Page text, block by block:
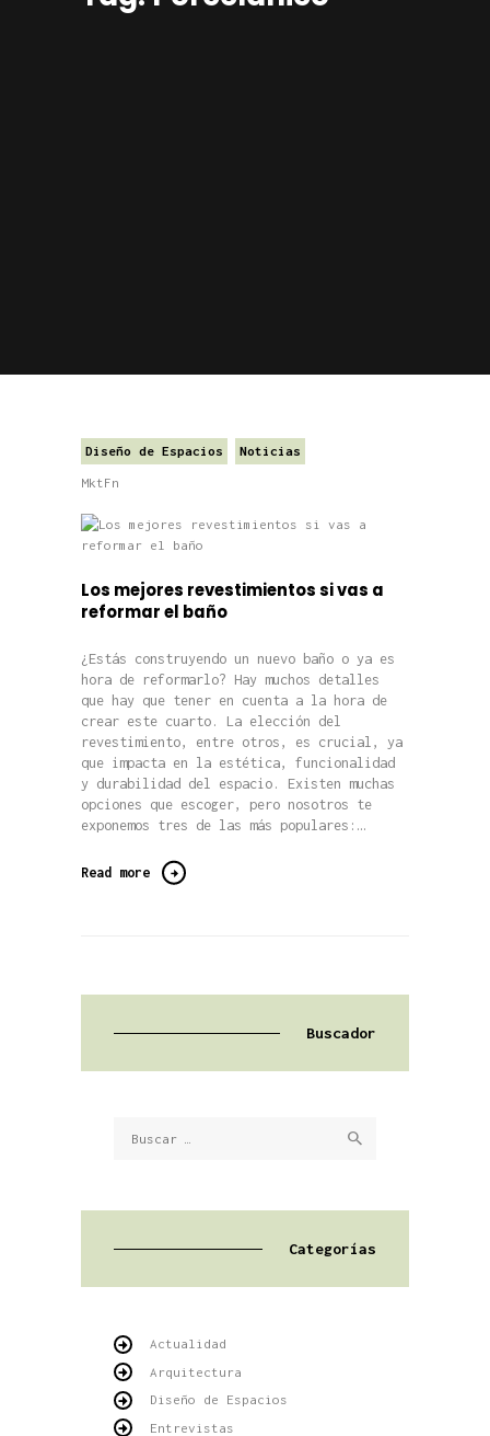
Diseño de Espacios Noticias
MktFn
Los mejores revestimientos si vas a
reformar el baño
¿Estás construyendo un nuevo baño o ya es
hora de reformarlo? Hay muchos detalles
que hay que tener en cuenta a la hora de
crear este cuarto. La elección del
revestimiento, entre otros, es crucial, ya
que impacta en la estética, funcionalidad
y durabilidad del espacio. Existen muchas
opciones que escoger, pero nosotros te
exponemos tres de las más populares:…
Read more
Buscador
Categorías
Actualidad
Arquitectura
Diseño de Espacios
Entrevistas